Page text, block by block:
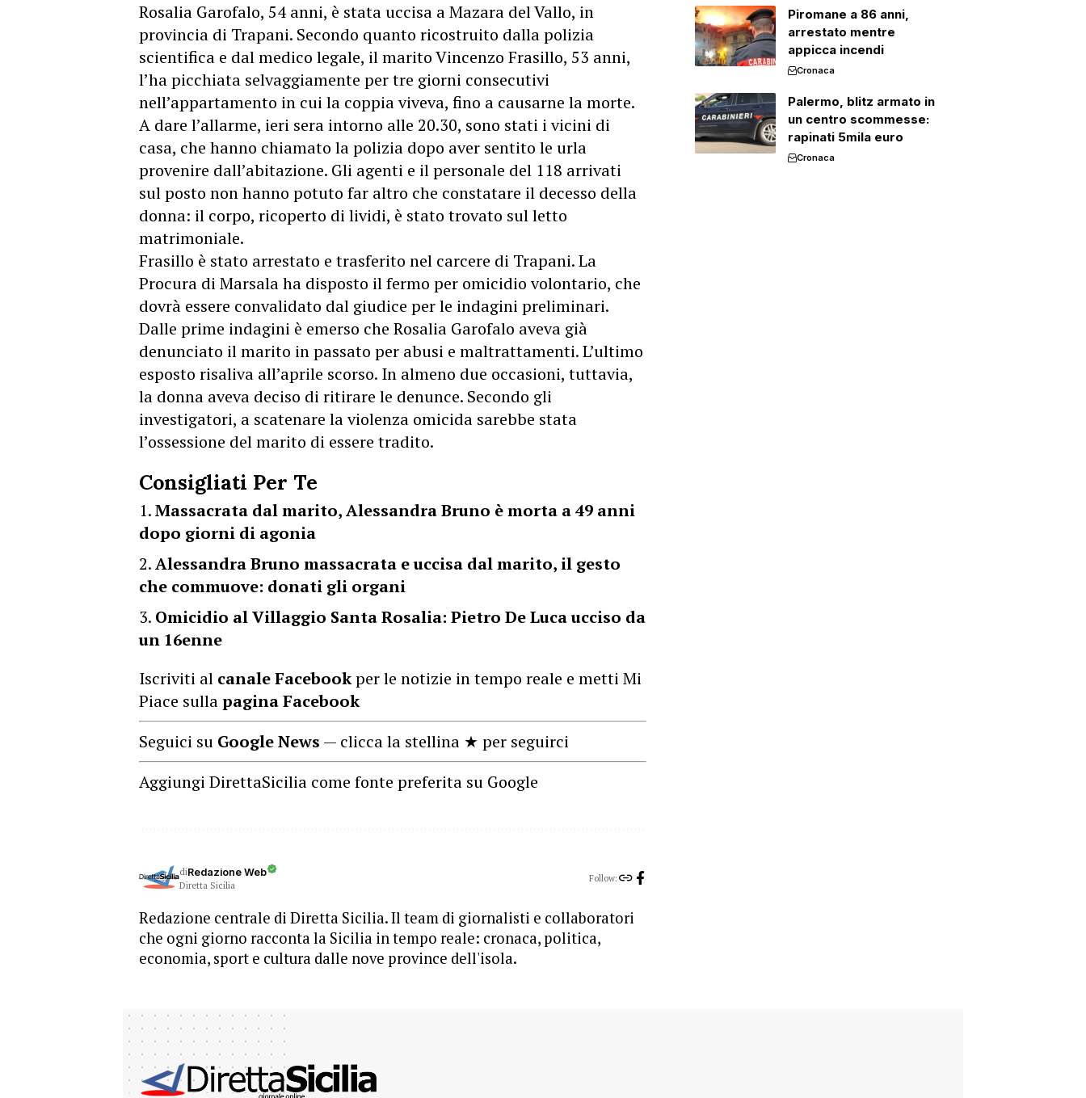
Rosalia Garofalo, 54 anni, è stata uccisa a Mazara del Vallo, in
provincia di Trapani. Secondo quanto ricostruito dalla polizia
scientifica e dal medico legale, il marito Vincenzo Frasillo, 53 anni,
l’ha picchiata selvaggiamente per tre giorni consecutivi
nell’appartamento in cui la coppia viveva, fino a causarne la morte.
A dare l’allarme, ieri sera intorno alle 20.30, sono stati i vicini di
casa, che hanno chiamato la polizia dopo aver sentito le urla
provenire dall’abitazione. Gli agenti e il personale del 118 arrivati
sul posto non hanno potuto far altro che constatare il decesso della
donna: il corpo, ricoperto di lividi, è stato trovato sul letto
matrimoniale.
Frasillo è stato arrestato e trasferito nel carcere di Trapani. La
Procura di Marsala ha disposto il fermo per omicidio volontario, che
dovrà essere convalidato dal giudice per le indagini preliminari.
Dalle prime indagini è emerso che Rosalia Garofalo aveva già
denunciato il marito in passato per abusi e maltrattamenti. L’ultimo
esposto risaliva all’aprile scorso. In almeno due occasioni, tuttavia,
la donna aveva deciso di ritirare le denunce. Secondo gli
investigatori, a scatenare la violenza omicida sarebbe stata
l’ossessione del marito di essere tradito.
Consigliati Per Te
Massacrata dal marito, Alessandra Bruno è morta a 49 anni
dopo giorni di agonia
Alessandra Bruno massacrata e uccisa dal marito, il gesto
che commuove: donati gli organi
Omicidio al Villaggio Santa Rosalia: Pietro De Luca ucciso da
un 16enne
Iscriviti al canale Facebookper le notizie in tempo reale e metti Mi
Piace sullapagina Facebook
Seguici su Google News — clicca la stellina ★ per seguirci
Aggiungi DirettaSicilia come fonte preferita su Google
diRedazione Web
Diretta Sicilia
Follow:
Redazione centrale di Diretta Sicilia. Il team di giornalisti e collaboratori
che ogni giorno racconta la Sicilia in tempo reale: cronaca, politica,
economia, sport e cultura dalle nove province dell'isola.
Piromane a 86 anni,
arrestato mentre
appicca incendi
Cronaca
Palermo, blitz armato in
un centro scommesse:
rapinati 5mila euro
Cronaca